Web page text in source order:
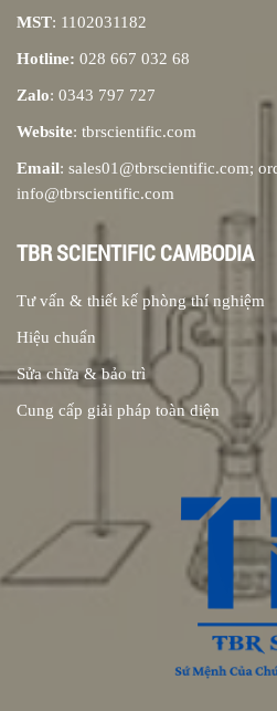
MST: 1102031182
Hotline: 028 667 032 68
Zalo: 0343 797 727
Website: tbrscientific.com
Email: sales01@tbrscientific.com;
info@tbrscientific.com
TBR SCIENTIFIC CAMBODIA
Tư vấn & thiết kế phòng thí nghiệm
Hiệu chuẩn
Sửa chữa & bảo trì
Cung cấp giải pháp toàn diện